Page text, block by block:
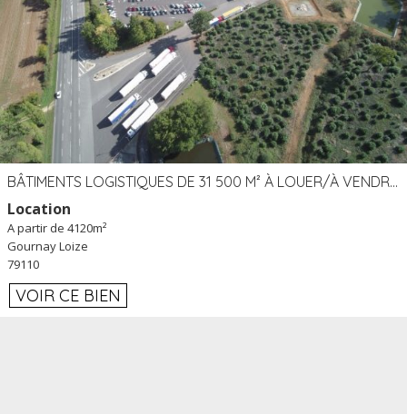
BÂTIMENTS LOGISTIQUES DE 31 500 M² À LOUER/À VENDRE SUR UN SITE DE 17 HA (79)
Location
A partir de 4120m²
Gournay Loize
79110
VOIR CE BIEN